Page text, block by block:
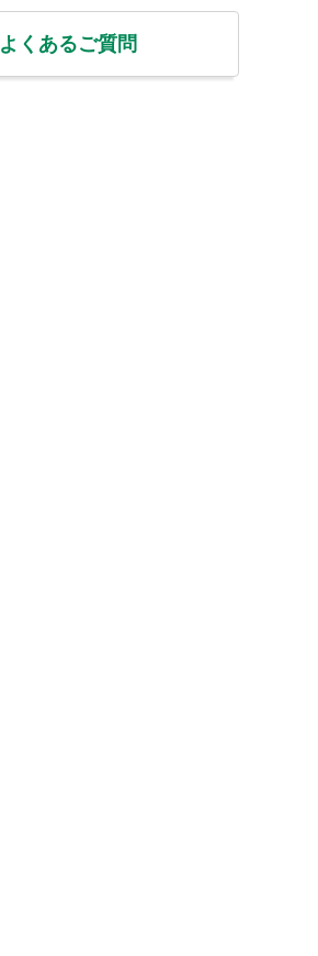
よくあるご質問